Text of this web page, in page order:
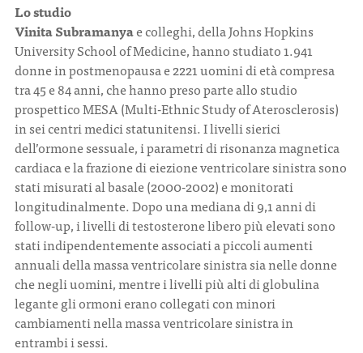
Lo studio
Vinita Subramanyae colleghi, della Johns Hopkins
University School of Medicine, hanno studiato 1.941
donne in postmenopausa e 2221 uomini di età compresa
tra 45 e 84 anni, che hanno preso parte allo studio
prospettico MESA (Multi-Ethnic Study of Aterosclerosis)
in sei centri medici statunitensi. I livelli sierici
dell’ormone sessuale, i parametri di risonanza magnetica
cardiaca e la frazione di eiezione ventricolare sinistra sono
stati misurati al basale (2000-2002) e monitorati
longitudinalmente. Dopo una mediana di 9,1 anni di
follow-up, i livelli di testosterone libero più elevati sono
stati indipendentemente associati a piccoli aumenti
annuali della massa ventricolare sinistra sia nelle donne
che negli uomini, mentre i livelli più alti di globulina
legante gli ormoni erano collegati con minori
cambiamenti nella massa ventricolare sinistra in
entrambi i sessi.